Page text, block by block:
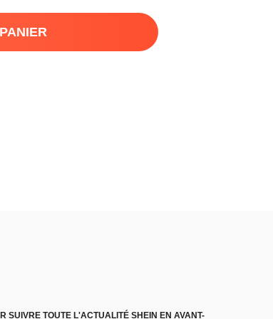
SUIVRE TOUTE L'ACTUALITÉ SHEIN EN AVANT-